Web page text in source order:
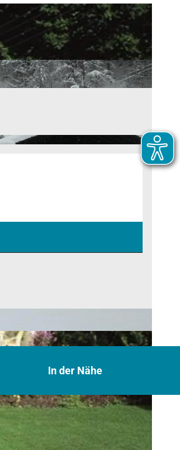
In der Nähe